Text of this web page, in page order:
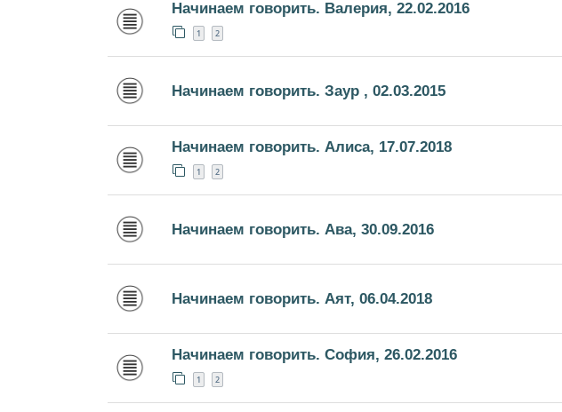
Начинаем говорить. Валерия, 22.02.2016
1 2
Начинаем говорить. Заур , 02.03.2015
Начинаем говорить. Алиса, 17.07.2018
1 2
Начинаем говорить. Ава, 30.09.2016
Начинаем говорить. Аят, 06.04.2018
Начинаем говорить. София, 26.02.2016
1 2